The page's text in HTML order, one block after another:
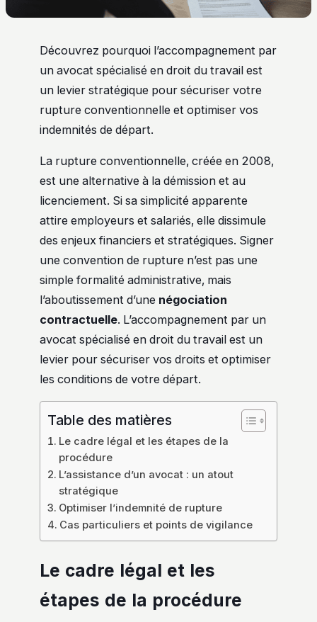
Découvrez pourquoi l’accompagnement par
un avocat spécialisé en droit du travail est
un levier stratégique pour sécuriser votre
rupture conventionnelle et optimiser vos
indemnités de départ.
La rupture conventionnelle, créée en 2008,
est une alternative à la démission et au
licenciement. Si sa simplicité apparente
attire employeurs et salariés, elle dissimule
des enjeux financiers et stratégiques. Signer
une convention de rupture n’est pas une
simple formalité administrative, mais
l’aboutissement d’une négociation
contractuelle. L’accompagnement par un
avocat spécialisé en droit du travail est un
levier pour sécuriser vos droits et optimiser
les conditions de votre départ.
Table des matières
Le cadre légal et les étapes de la
procédure
L’assistance d’un avocat : un atout
stratégique
Optimiser l’indemnité de rupture
Cas particuliers et points de vigilance
Le cadre légal et les
étapes de la procédure